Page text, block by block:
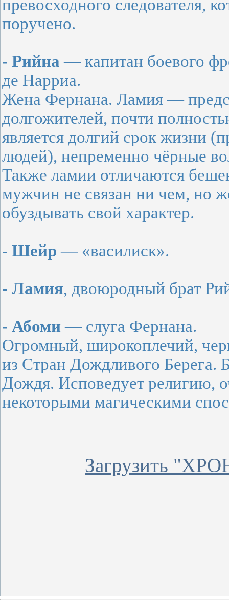
превосходного следователя,
поручено.
- Рийна— капитан боевого
де Нарриа.
Жена Фернана. Ламия —
долгожителей, почти
является долгий срок жизни
людей), непременно чёрные
Также ламии отличаются
мужчин не связан ни чем, но
обуздывать свой характер.
- Шейр— «василиск».
- Ламия, двоюродный брат
- Абоми— слуга Фернана.
Огромный, широкоплечий,
из Стран Дождливого
Дождя. Исповедует религию,
некоторыми магическими
Загрузить